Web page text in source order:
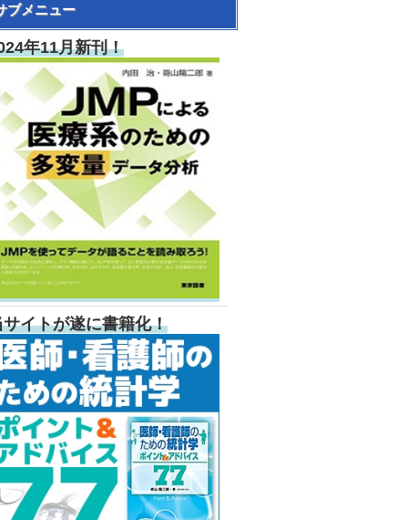
ブメニュー
年11月新刊！
サイトが遂に書籍化！